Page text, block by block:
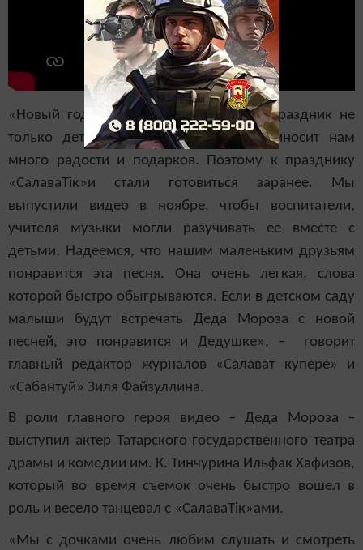
«Новый год – самый долгожданный праздник не
только детей, но и взрослых. Он приносит нам
много радости и подарков. Поэтому к празднику
«СалаваТік»и стали готовиться заранее. Мы
выпустили видео в ноябре, чтобы воспитатели,
учителя музыки могли разучивать ее вместе с
детьми. Надеемся, что нашим маленьким друзьям
понравится эта песня. Она очень легкая, слова
которой быстро обыгрываются. Если в детском саду
малыши будут встречать Деда Мороза с новой
песней, это понравится и Дедушке», – говорит
главный редактор журналов «Салават купере» и
«Сабантуй» Зиля Файзуллина.
В роли главного героя видео – Деда Мороза –
выступил актер Татарского государственного театра
драмы и комедии им. К. Тинчурина Ильфак Хафизов,
который во время съемок очень быстро вошел в
роль и весело танцевал с «СалаваТік»ами.
«Мы с дочками очень любим слушать и смотреть